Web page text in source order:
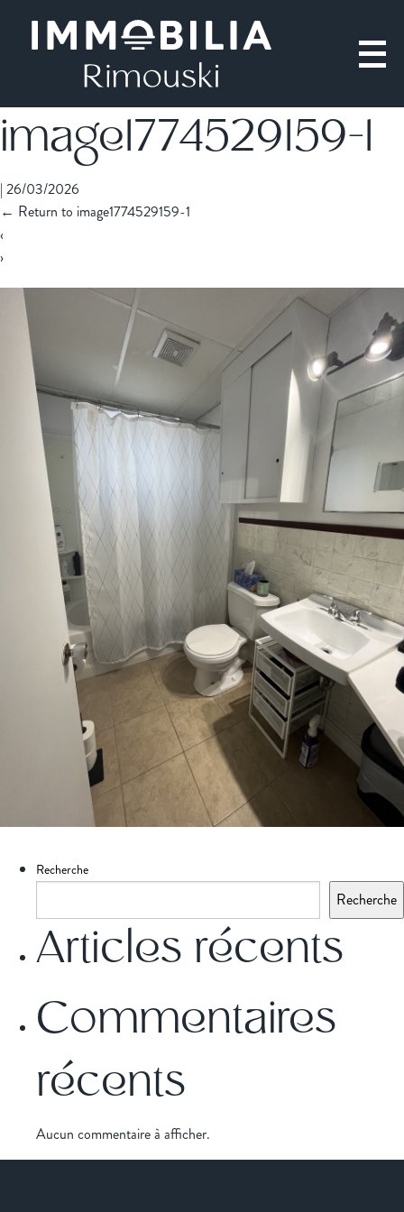
image1774529159-1
| 26/03/2026
← Return to image1774529159-1
‹
›
Recherche
Recherche
Articles récents
Commentaires
récents
Aucun commentaire à afficher.